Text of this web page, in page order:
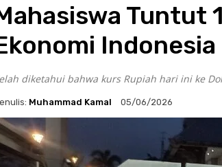
Tuntut
Indonesia
diketahui bahwa kurs Rupiah hari ini ke
Muhammad Kamal 05/06/2026